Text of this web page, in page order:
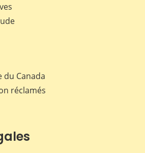
du Canada
réclamés